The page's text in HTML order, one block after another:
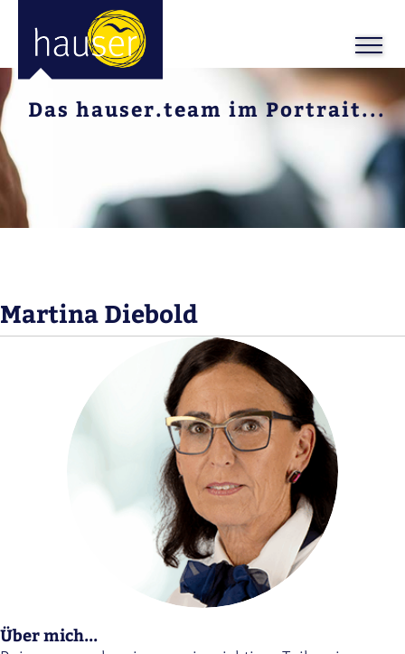
Das hauser.team im Portrait...
Martina Diebold
Über mich...